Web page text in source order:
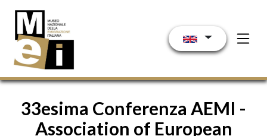
33esima Conferenza AEMI -
Association of European